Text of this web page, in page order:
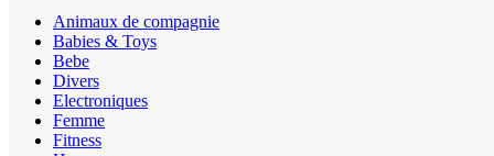
Animaux de compagnie
Babies & Toys
Bebe
Divers
Electroniques
Femme
Fitness